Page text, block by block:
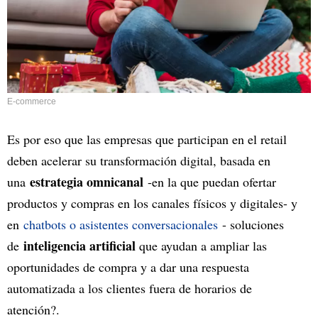
E-commerce
Es por eso que las empresas que participan en el retail
deben acelerar su transformación digital, basada en
una estrategia omnicanal -en la que puedan ofertar
productos y compras en los canales físicos y digitales- y
en chatbots o asistentes conversacionales - soluciones
de inteligencia artificial que ayudan a ampliar las
oportunidades de compra y a dar una respuesta
automatizada a los clientes fuera de horarios de
atención?.